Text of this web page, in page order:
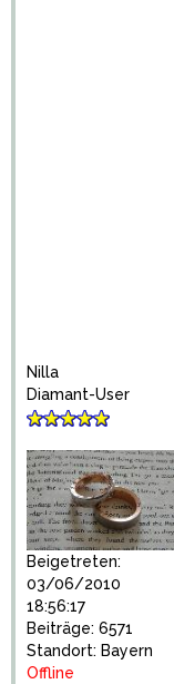
Nilla
Diamant-User
Beigetreten:
03/06/2010
18:56:17
Beiträge: 6571
Standort: Bayern
Offline